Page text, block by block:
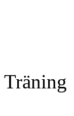
Träning